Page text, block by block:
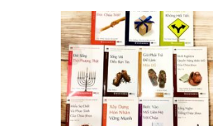
Thêm wishlist